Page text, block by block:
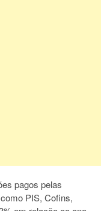
pagos pelas
PIS, Cofins,